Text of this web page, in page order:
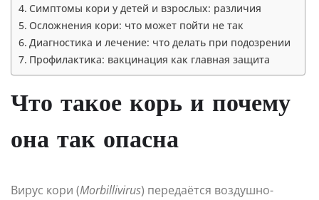
Симптомы кори у детей и взрослых: различия
Осложнения кори: что может пойти не так
Диагностика и лечение: что делать при подозрении
Профилактика: вакцинация как главная защита
Что такое корь и почему
она так опасна
Вирус кори (Morbillivirus) передаётся воздушно-